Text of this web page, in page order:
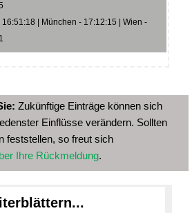
| München - 17:12:15 | Wien -
Zukünftige Einträge können sich
Einflüsse verändern. Sollten
feststellen, so freut sich
Ihre Rückmeldung.